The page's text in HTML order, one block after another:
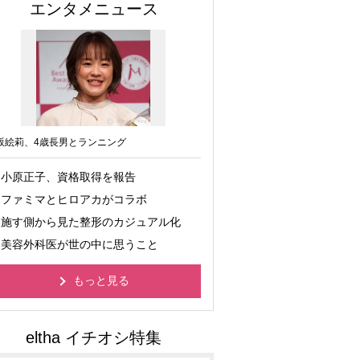
エンタメニュース
絵莉、4歳長男とランニング
小原正子、資格取得を報告
ファミマとヒロアカがコラボ
施す側から見た整形のカジュアル化
美容外科医が世の中に思うこと
もっと見る